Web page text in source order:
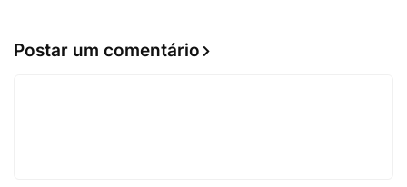
Postar um comentário